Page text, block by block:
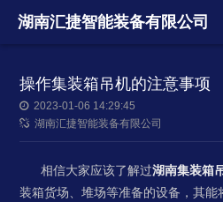
湖南汇捷智能装备有限公司
​操作集装箱吊机的注意事项
2023-01-06 14:29:45
湖南汇捷智能装备有限公司
相信大家应该了解过湖南集装箱
装箱货场、堆场等准备的设备，其能